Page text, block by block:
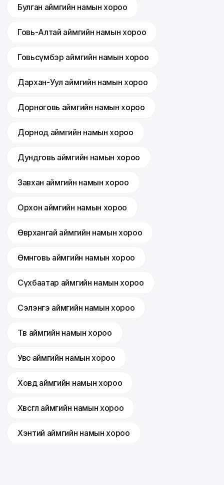
Булган аймгийн намын хороо
Говь-Алтай аймгийн намын хороо
Говьсүмбэр аймгийн намын хороо
Дархан-Уул аймгийн намын хороо
Дорноговь аймгийн намын хороо
Дорнод аймгийн намын хороо
Дундговь аймгийн намын хороо
Завхан аймгийн намын хороо
Орхон аймгийн намын хороо
Өвөрхангай аймгийн намын хороо
Өмнөговь аймгийн намын хороо
Сүхбаатар аймгийн намын хороо
Сэлэнгэ аймгийн намын хороо
Төв аймгийн намын хороо
Увс аймгийн намын хороо
Ховд аймгийн намын хороо
Хөвсгөл аймгийн намын хороо
Хэнтий аймгийн намын хороо